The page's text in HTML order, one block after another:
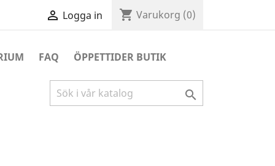
 Logga in shopping_cart Varukorg (0)
FAQ ÖPPETTIDER BUTIK
